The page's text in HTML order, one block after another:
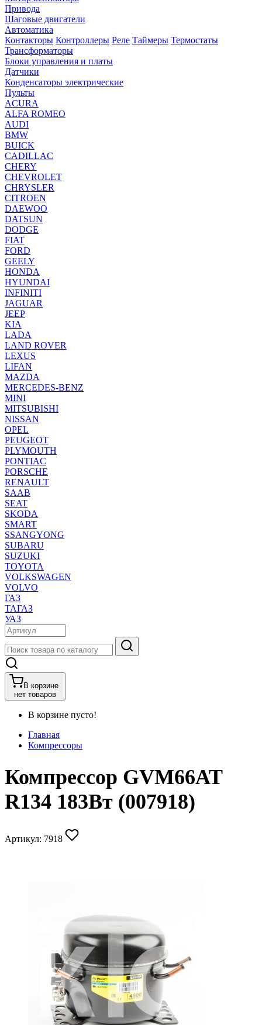
Привода
Шаговые двигатели
Автоматика
Контакторы Контроллеры Реле Таймеры Термостаты
Трансформаторы
Блоки управления и платы
Датчики
Конденсаторы электрические
Пульты
ACURA
ALFA ROMEO
AUDI
BMW
BUICK
CADILLAC
CHERY
CHEVROLET
CHRYSLER
CITROEN
DAEWOO
DATSUN
DODGE
FIAT
FORD
GEELY
HONDA
HYUNDAI
INFINITI
JAGUAR
JEEP
KIA
LADA
LAND ROVER
LEXUS
LIFAN
MAZDA
MERCEDES-BENZ
MINI
MITSUBISHI
NISSAN
OPEL
PEUGEOT
PLYMOUTH
PONTIAC
PORSCHE
RENAULT
SAAB
SEAT
SKODA
SMART
SSANGYONG
SUBARU
SUZUKI
TOYOTA
VOLKSWAGEN
VOLVO
ГАЗ
ТАГАЗ
УАЗ
В корзине
нет товаров
В корзине пусто!
Главная
Компрессоры
Компрессор GVM66AT
R134 183Вт (007918)
Артикул: 7918